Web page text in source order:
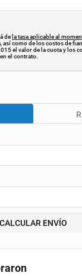
de
la tasa aplicable al
así como de los costos de
el contrato.